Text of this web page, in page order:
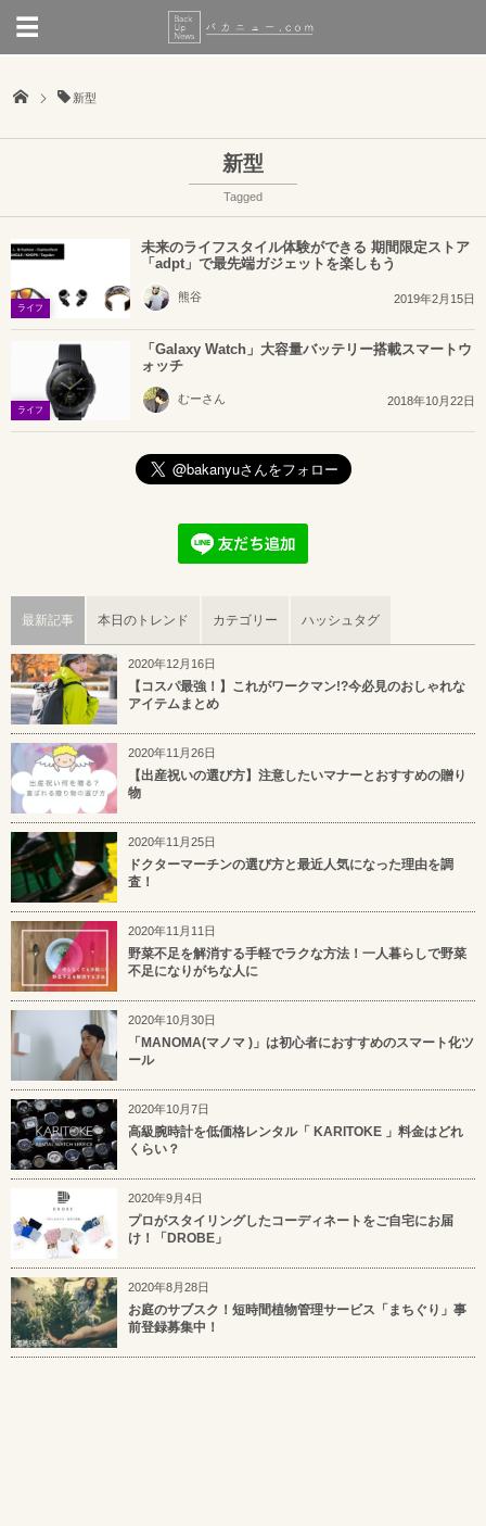
新型
新型
Tagged
ライフ
未来のライフスタイル体験ができる 期間限定ストア
「adpt」で最先端ガジェットを楽しもう
熊谷 2019年2月15日
ライフ
「Galaxy Watch」大容量バッテリー搭載スマートウ
ォッチ
むーさん 2018年10月22日
最新記事 本日のトレンド カテゴリー ハッシュタグ
2020年12月16日
【コスパ最強！】これがワークマン!?今必見のおしゃれな
アイテムまとめ
2020年11月26日
【出産祝いの選び方】注意したいマナーとおすすめの贈り
物
2020年11月25日
ドクターマーチンの選び方と最近人気になった理由を調
査！
2020年11月11日
野菜不足を解消する手軽でラクな方法！一人暮らしで野菜
不足になりがちな人に
2020年10月30日
「MANOMA(マノマ )」は初心者におすすめのスマート化ツ
ール
2020年10月7日
高級腕時計を低価格レンタル「 KARITOKE 」料金はどれ
くらい？
2020年9月4日
プロがスタイリングしたコーディネートをご自宅にお届
け！「DROBE」
2020年8月28日
お庭のサブスク！短時間植物管理サービス「まちぐり」事
前登録募集中！